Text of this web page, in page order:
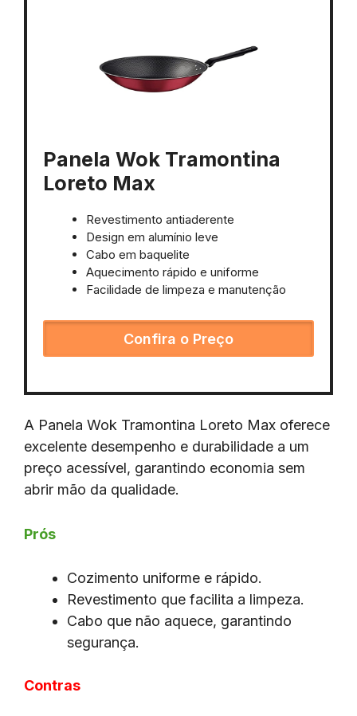
Panela Wok Tramontina
Loreto Max
Revestimento antiaderente
Design em alumínio leve
Cabo em baquelite
Aquecimento rápido e uniforme
Facilidade de limpeza e manutenção
Confira o Preço
A Panela Wok Tramontina Loreto Max oferece
excelente desempenho e durabilidade a um
preço acessível, garantindo economia sem
abrir mão da qualidade.
Prós
Cozimento uniforme e rápido.
Revestimento que facilita a limpeza.
Cabo que não aquece, garantindo
segurança.
Contras